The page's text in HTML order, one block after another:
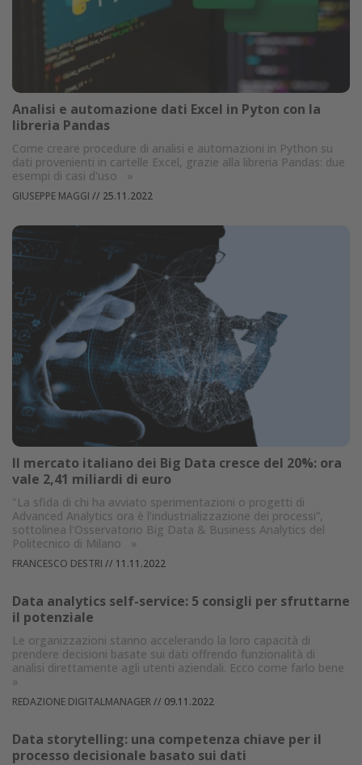
Analisi e automazione dati Excel in Pyton con la
libreria Pandas
Come creare procedure di analisi e automazioni in Python su
dati provenienti in cartelle Excel, grazie alla libreria Pandas: due
esempi di casi d'uso
»
GIUSEPPE MAGGI // 25.11.2022
Il mercato italiano dei Big Data cresce del 20%: ora
vale 2,41 miliardi di euro
"La sfida di chi ha avviato sperimentazioni o progetti di
Advanced Analytics ora è l’industrializzazione dei processi”,
sottolinea l'Osservatorio Big Data & Business Analytics del
Politecnico di Milano
»
FRANCESCO DESTRI // 11.11.2022
Data analytics self-service: 5 consigli per sfruttarne
il potenziale
Le organizzazioni stanno accelerando la loro capacità di
prendere decisioni basate sui dati offrendo funzionalità di
analisi direttamente agli utenti aziendali. Ecco come farlo bene
»
REDAZIONE DIGITALMANAGER// 09.11.2022
Data storytelling: una competenza chiave per il
processo decisionale basato sui dati